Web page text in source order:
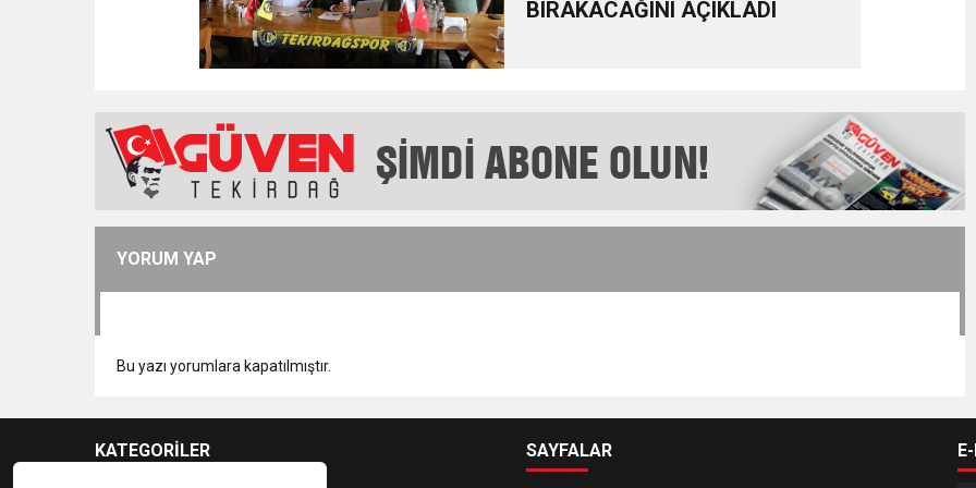
BIRAKACAĞINI AÇIKLADI
YORUM YAP
Bu yazı yorumlara kapatılmıştır.
KATEGORİLER SAYFALAR